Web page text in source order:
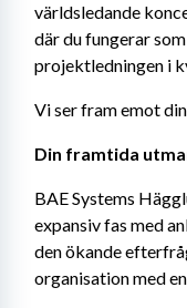
världsledande
där du fungerar
projektledningen i
Vi ser fram emot
Din framtida
BAE Systems
expansiv fas med
den ökande
organisation med